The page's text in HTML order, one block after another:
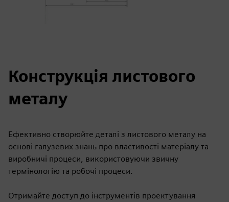
Конструкція листового
металу
Ефективно створюйте деталі з листового металу на
основі галузевих знань про властивості матеріалу та
виробничі процеси, використовуючи звичну
термінологію та робочі процеси.
Отримайте доступ до інструментів проектування